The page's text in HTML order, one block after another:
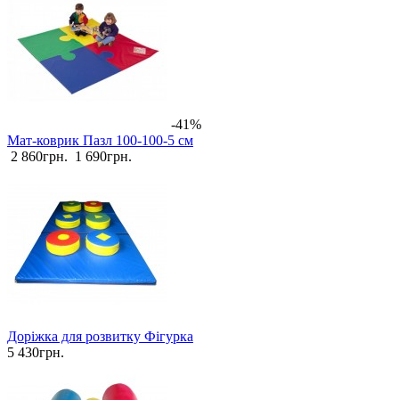
-41%
Мат-коврик Пазл 100-100-5 см
2 860грн. 1 690грн.
Доріжка для розвитку Фігурка
5 430грн.